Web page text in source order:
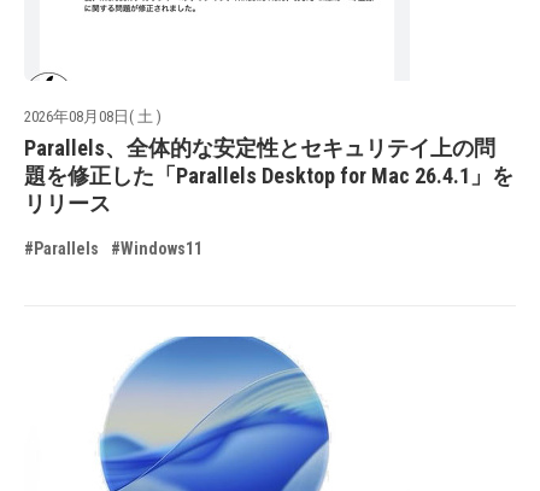
2026年08月08日( 土 )
Parallels、全体的な安定性とセキュリテイ上の問
題を修正した「Parallels Desktop for Mac 26.4.1」を
リリース
#Parallels #Windows11